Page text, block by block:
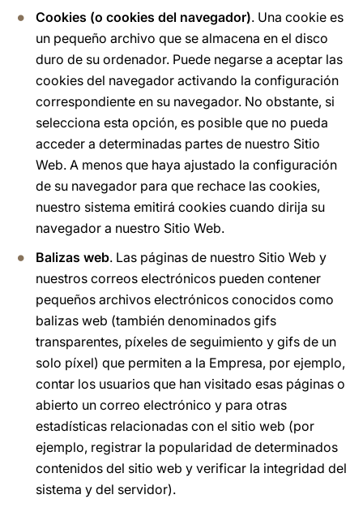
Cookies (o cookies del navegador). Una cookie es
un pequeño archivo que se almacena en el disco
duro de su ordenador. Puede negarse a aceptar las
cookies del navegador activando la configuración
correspondiente en su navegador. No obstante, si
selecciona esta opción, es posible que no pueda
acceder a determinadas partes de nuestro Sitio
Web. A menos que haya ajustado la configuración
de su navegador para que rechace las cookies,
nuestro sistema emitirá cookies cuando dirija su
navegador a nuestro Sitio Web.
Balizas web. Las páginas de nuestro Sitio Web y
nuestros correos electrónicos pueden contener
pequeños archivos electrónicos conocidos como
balizas web (también denominados gifs
transparentes, píxeles de seguimiento y gifs de un
solo píxel) que permiten a la Empresa, por ejemplo,
contar los usuarios que han visitado esas páginas o
abierto un correo electrónico y para otras
estadísticas relacionadas con el sitio web (por
ejemplo, registrar la popularidad de determinados
contenidos del sitio web y verificar la integridad del
sistema y del servidor).